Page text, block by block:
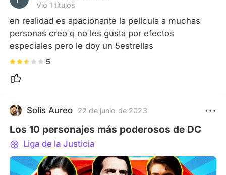
Vio 1 títulos
en realidad es apacionante la película a muchas
personas creo q no les gusta por efectos
especiales pero le doy un 5estrellas
5
Solis Aureo 22 de junio de 2023
Los 10 personajes más poderosos de DC
Liga de la Justicia